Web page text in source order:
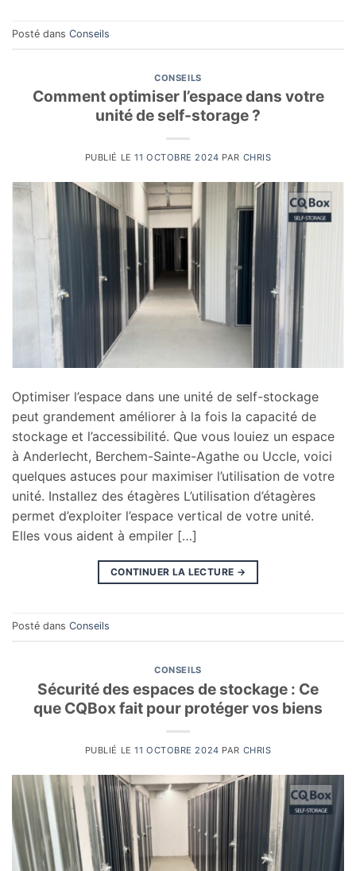
Posté dans Conseils
CONSEILS
Comment optimiser l’espace dans votre
unité de self-storage ?
PUBLIÉ LE11 OCTOBRE 2024 PAR CHRIS
Optimiser l’espace dans une unité de self-stockage
peut grandement améliorer à la fois la capacité de
stockage et l’accessibilité. Que vous louiez un espace
à Anderlecht, Berchem-Sainte-Agathe ou Uccle, voici
quelques astuces pour maximiser l’utilisation de votre
unité. Installez des étagères L’utilisation d’étagères
permet d’exploiter l’espace vertical de votre unité.
Elles vous aident à empiler […]
CONTINUER LA LECTURE →
Posté dans Conseils
CONSEILS
Sécurité des espaces de stockage : Ce
que CQBox fait pour protéger vos biens
PUBLIÉ LE11 OCTOBRE 2024 PAR CHRIS